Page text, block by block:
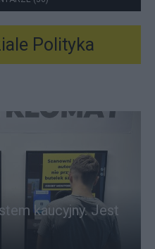
Polityka
kaucyjny. Jest